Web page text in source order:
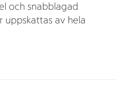
och snabblagad
uppskattas av hela